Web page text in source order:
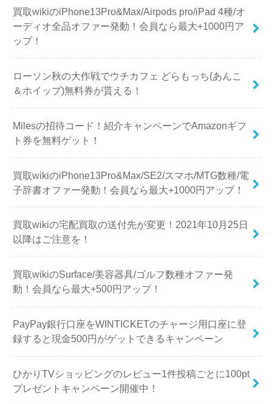
買取wikiのiPhone13Pro&Max/Airpods pro/iPad 4種/オ
ーディオ全品オファー発動！会員なら最大+1000円ア
ップ！
ローソン秋の大作戦でウチカフェ どらもっち(あんこ
＆ホイップ)無料券が貰える！
Milesの招待コード！紹介キャンペーンでAmazonギフ
ト券を無料ゲット！
買取wikiのiPhone13Pro&Max/SE2/スマホ/MTG数種/電
子辞書オファー発動！会員なら最大+1000円アップ！
買取wikiの宅配買取の送付先が変更！2021年10月25日
以降はご注意を！
買取wikiのSurface/美容器具/ゴルフ数種オファー発
動！会員なら最大+500円アップ！
PayPay銀行口座をWINTICKETのチャージ用口座に登
録すると現金500円がゲットできるキャンペーン
ひかりTVショッピングのレビュー1件投稿ごとに100pt
プレゼントキャンペーン開催中！